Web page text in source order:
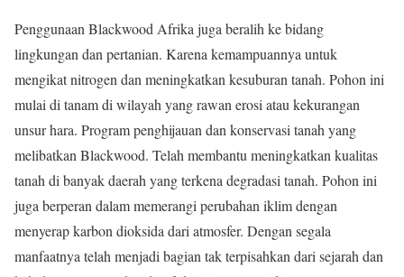
Penggunaan Blackwood Afrika juga beralih ke bidang
lingkungan dan pertanian. Karena kemampuannya untuk
mengikat nitrogen dan meningkatkan kesuburan tanah. Pohon ini
mulai di tanam di wilayah yang rawan erosi atau kekurangan
unsur hara. Program penghijauan dan konservasi tanah yang
melibatkan Blackwood. Telah membantu meningkatkan kualitas
tanah di banyak daerah yang terkena degradasi tanah. Pohon ini
juga berperan dalam memerangi perubahan iklim dengan
menyerap karbon dioksida dari atmosfer. Dengan segala
manfaatnya telah menjadi bagian tak terpisahkan dari sejarah dan